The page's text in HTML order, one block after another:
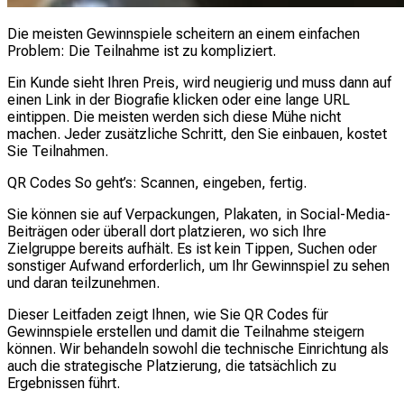
Die meisten Gewinnspiele scheitern an einem einfachen
Problem: Die Teilnahme ist zu kompliziert.
Ein Kunde sieht Ihren Preis, wird neugierig und muss dann auf
einen Link in der Biografie klicken oder eine lange URL
eintippen. Die meisten werden sich diese Mühe nicht
machen. Jeder zusätzliche Schritt, den Sie einbauen, kostet
Sie Teilnahmen.
QR Codes So geht’s: Scannen, eingeben, fertig.
Sie können sie auf Verpackungen, Plakaten, in Social-Media-
Beiträgen oder überall dort platzieren, wo sich Ihre
Zielgruppe bereits aufhält. Es ist kein Tippen, Suchen oder
sonstiger Aufwand erforderlich, um Ihr Gewinnspiel zu sehen
und daran teilzunehmen.
Dieser Leitfaden zeigt Ihnen, wie Sie QR Codes für
Gewinnspiele erstellen und damit die Teilnahme steigern
können. Wir behandeln sowohl die technische Einrichtung als
auch die strategische Platzierung, die tatsächlich zu
Ergebnissen führt.